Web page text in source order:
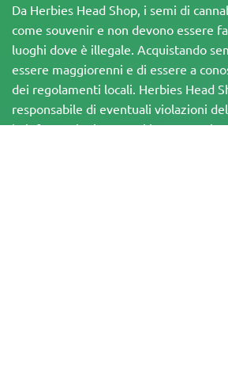
Da Herbies Head Shop, i semi di
come souvenir e non devono essere
luoghi dove è illegale. Acquistando
essere maggiorenni e di essere a
dei regolamenti locali. Herbies Head
responsabile di eventuali violazioni
le informazioni presenti in questo sito